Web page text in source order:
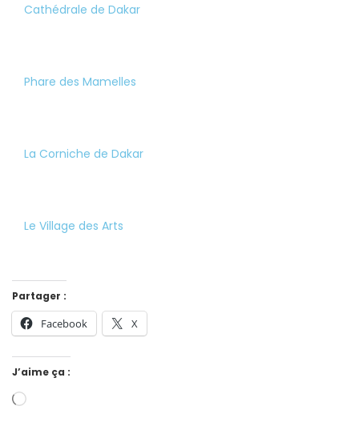
Cathédrale de Dakar
Phare des Mamelles
La Corniche de Dakar
Le Village des Arts
Partager :
Facebook X
J’aime ça :